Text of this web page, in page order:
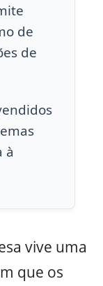
de
de
à
vive uma
que os